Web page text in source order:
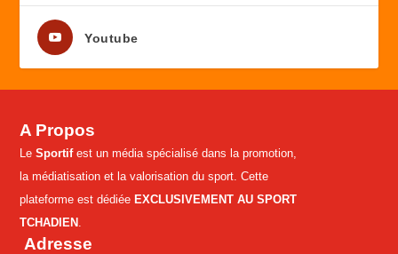
Youtube
A Propos
LeSportifest un média spécialisé dans la promotion,
la médiatisation et la valorisation du sport. Cette
plateforme est dédiée EXCLUSIVEMENT AU SPORT
TCHADIEN
Adresse